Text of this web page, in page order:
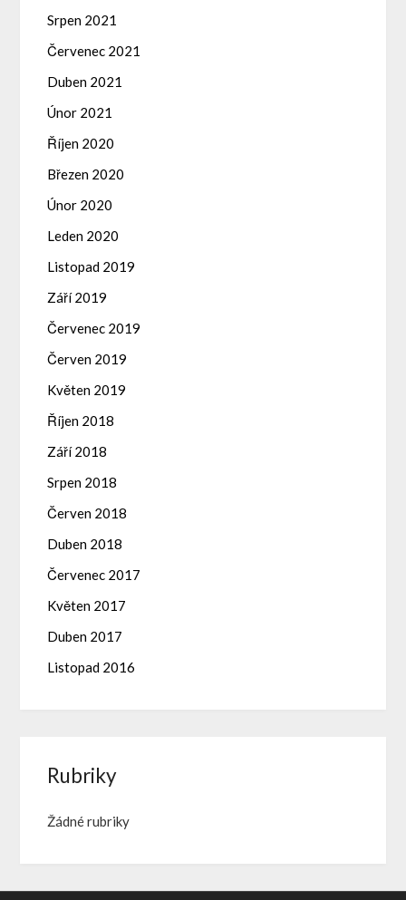
Srpen 2021
Červenec 2021
Duben 2021
Únor 2021
Říjen 2020
Březen 2020
Únor 2020
Leden 2020
Listopad 2019
Září 2019
Červenec 2019
Červen 2019
Květen 2019
Říjen 2018
Září 2018
Srpen 2018
Červen 2018
Duben 2018
Červenec 2017
Květen 2017
Duben 2017
Listopad 2016
Rubriky
Žádné rubriky